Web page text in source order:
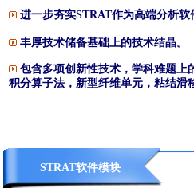
进一步夯实STRAT作为高端分析软
丰厚技术储备基础上的技术结晶。
包含多项创新性技术，学科难题上
积分算子法，新型纤维单元，粘结滑
STRAT软件模块